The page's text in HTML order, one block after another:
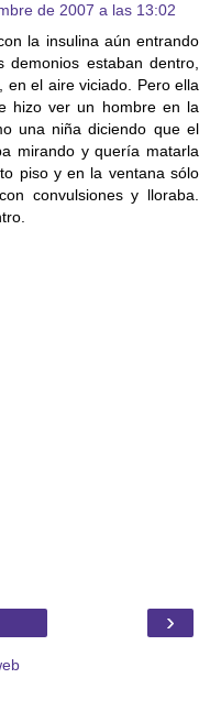
de 2007 a las 13:02
la insulina aún entrando
estaban dentro,
en el aire viciado. Pero ella
hizo ver un hombre en la
una niña diciendo que el
mirando y quería matarla
piso y en la ventana sólo
convulsiones y lloraba.
›